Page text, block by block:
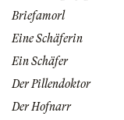
Briefamorl
Eine Schäferin
Ein Schäfer
Der Pillendoktor
Der Hofnarr